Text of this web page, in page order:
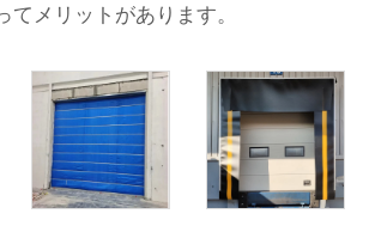
てメリットがあります。